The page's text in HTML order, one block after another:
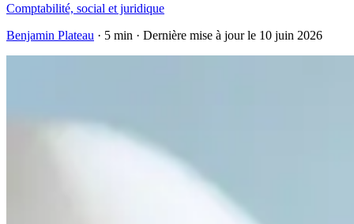
Comptabilité, social et juridique
Benjamin Plateau · 5 min · Dernière mise à jour le 10 juin 2026